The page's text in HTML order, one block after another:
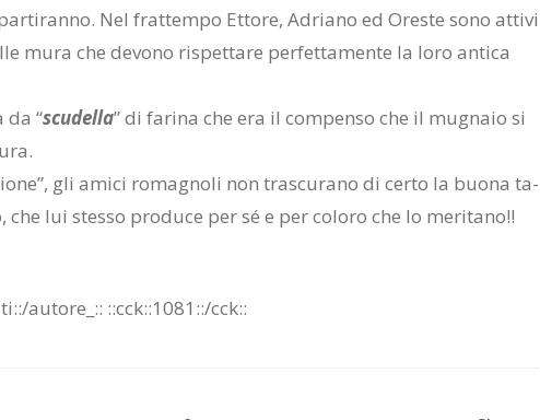
Nel frat­tem­po Et­to­re, Adria­no ed Ore­ste sono at­ti­vi
mura che de­vo­no ri­spet­ta­re per­fet­ta­men­te la loro an­ti­ca
da “scu­del­la” di fa­ri­na che era il com­pen­so che il mu­gna­io si
gli ami­ci ro­ma­gno­li non tra­scu­ra­no di cer­to la buo­na ta­
lui stes­so pro­du­ce per sé e per co­lo­ro che lo me­ri­ta­no!!
​au­to­re_:: ::cck::1081::/​cck::